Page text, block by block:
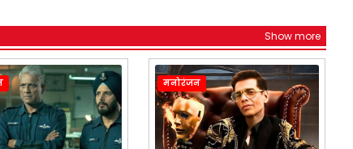
Show more
मनोरंजन